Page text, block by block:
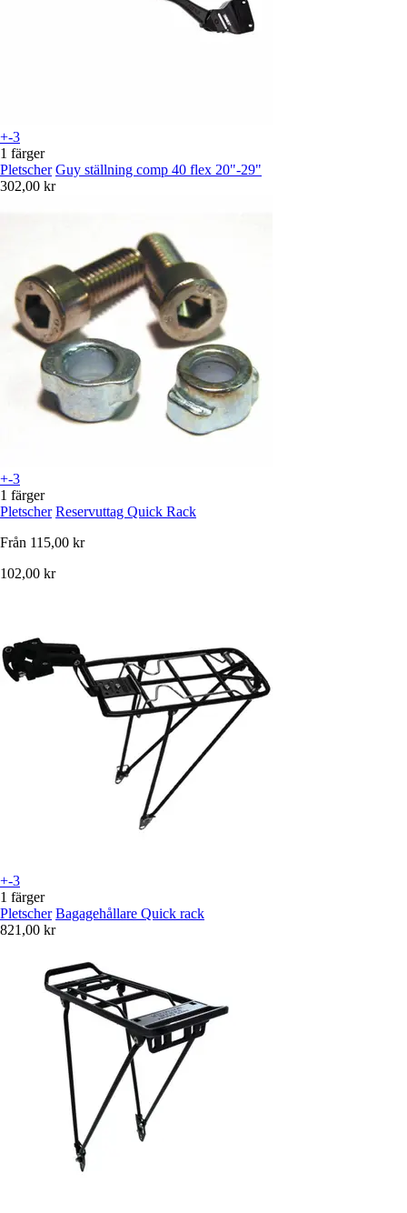
+-3
1 färger
Pletscher Guy ställning comp 40 flex 20"-29"
302,00 kr
+-3
1 färger
Pletscher Reservuttag Quick Rack
Från 115,00 kr
102,00 kr
+-3
1 färger
Pletscher Bagagehållare Quick rack
821,00 kr